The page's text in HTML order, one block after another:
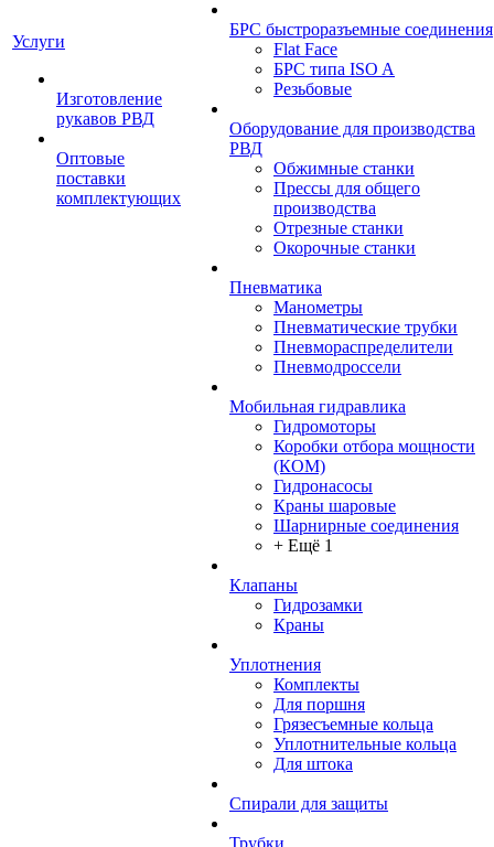
Услуги
Изготовление
рукавов РВД
Оптовые
поставки
комплектующих
БРС быстроразъемные соединения
Flat Face
БРС типа ISO A
Резьбовые
Оборудование для производства
РВД
Обжимные станки
Прессы для общего
производства
Отрезные станки
Окорочные станки
Пневматика
Манометры
Пневматические трубки
Пневмораспределители
Пневмодроссели
Мобильная гидравлика
Гидромоторы
Коробки отбора мощности
(КОМ)
Гидронасосы
Краны шаровые
Шарнирные соединения
+ Ещё 1
Клапаны
Гидрозамки
Краны
Уплотнения
Комплекты
Для поршня
Грязесъемные кольца
Уплотнительные кольца
Для штока
Спирали для защиты
Трубки